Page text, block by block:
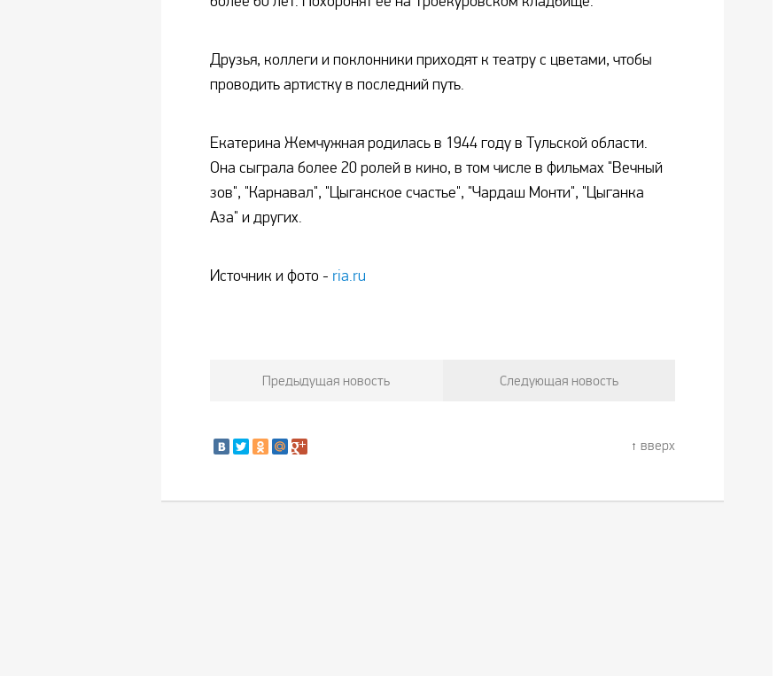
Друзья, коллеги и поклонники приходят к театру с цветами, чтобы
проводить артистку в последний путь.
Екатерина Жемчужная родилась в 1944 году в Тульской области.
Она сыграла более 20 ролей в кино, в том числе в фильмах "Вечный
зов", "Карнавал", "Цыганское счастье", "Чардаш Монти", "Цыганка
Аза" и других.
Источник и фото - ria.ru
Предыдущая новость Следующая новость
вверх